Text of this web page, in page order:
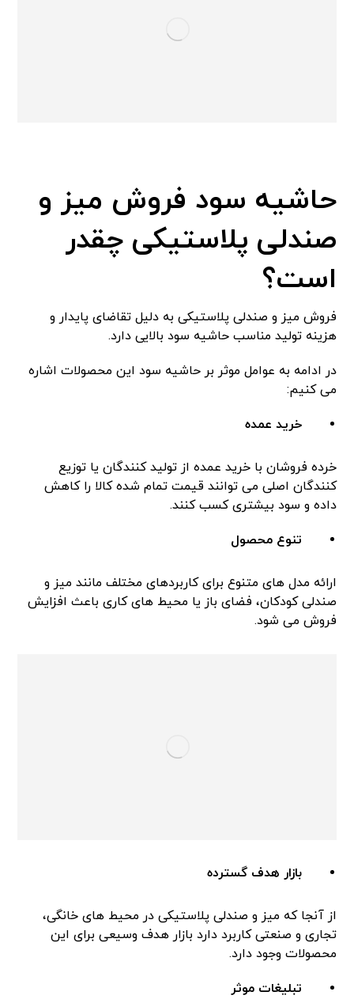
حاشیه سود فروش میز و
صندلی پلاستیکی چقدر
است؟
فروش میز و صندلی پلاستیکی به دلیل تقاضای پایدار و
هزینه تولید مناسب حاشیه سود بالایی دارد.
در ادامه به عوامل موثر بر حاشیه سود این محصولات اشاره
می کنیم:
خرید عمده
خرده فروشان با خرید عمده از تولید کنندگان یا توزیع
کنندگان اصلی می توانند قیمت تمام شده کالا را کاهش
داده و سود بیشتری کسب کنند.
تنوع محصول
ارائه مدل های متنوع برای کاربردهای مختلف مانند میز و
صندلی کودکان، فضای باز یا محیط های کاری باعث افزایش
فروش می شود.
بازار هدف گسترده
از آنجا که میز و صندلی پلاستیکی در محیط های خانگی،
تجاری و صنعتی کاربرد دارد بازار هدف وسیعی برای این
محصولات وجود دارد.
تبلیغات موثر